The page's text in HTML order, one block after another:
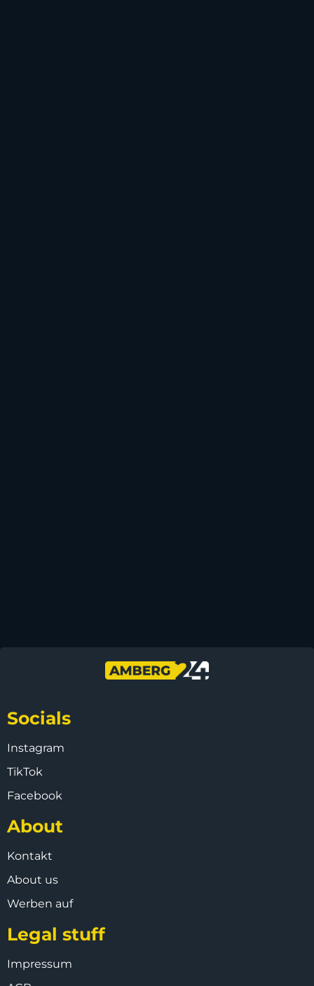
Socials
Instagram
TikTok
Facebook
About
Kontakt
About us
Werben auf
Legal stuff
Impressum